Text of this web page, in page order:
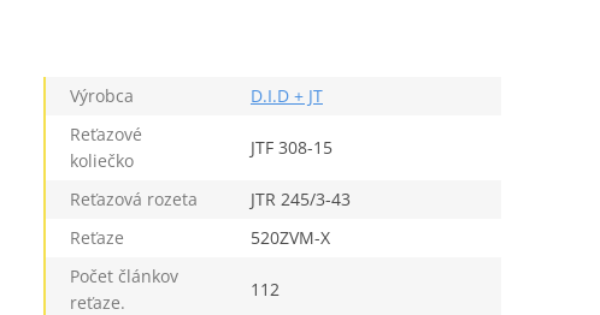
Výrobca
D.I.D + JT
Reťazové
koliečko
JTF 308-15
Reťazová rozeta
JTR 245/3-43
Reťaze
520ZVM-X
Počet článkov
reťaze.
112